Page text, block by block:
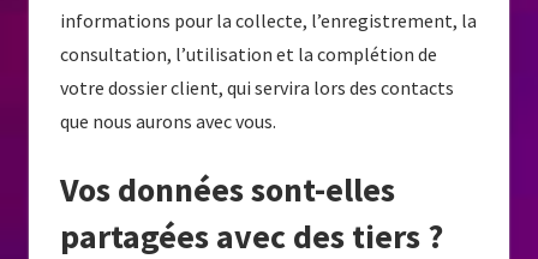
informations pour la collecte, l’enregistrement, la
consultation, l’utilisation et la complétion de
votre dossier client, qui servira lors des contacts
que nous aurons avec vous.
Vos données sont-elles
partagées avec des tiers ?